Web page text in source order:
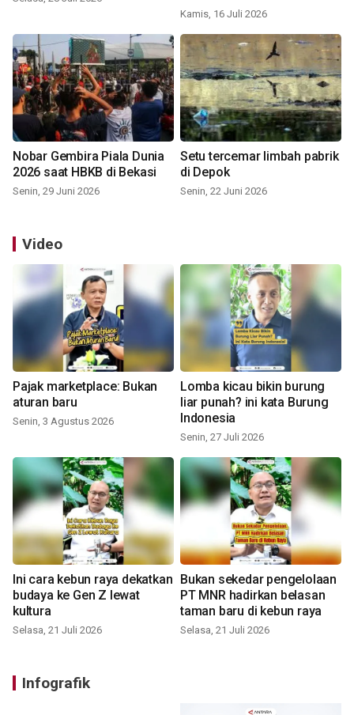
Kamis, 16 Juli 2026
Nobar Gembira Piala Dunia
2026 saat HBKB di Bekasi
Senin, 29 Juni 2026
Setu tercemar limbah pabrik
di Depok
Senin, 22 Juni 2026
Video
Pajak marketplace: Bukan
aturan baru
Senin, 3 Agustus 2026
Lomba kicau bikin burung
liar punah? ini kata Burung
Indonesia
Senin, 27 Juli 2026
Ini cara kebun raya dekatkan
budaya ke Gen Z lewat
kultura
Selasa, 21 Juli 2026
Bukan sekedar pengelolaan
PT MNR hadirkan belasan
taman baru di kebun raya
Selasa, 21 Juli 2026
Infografik